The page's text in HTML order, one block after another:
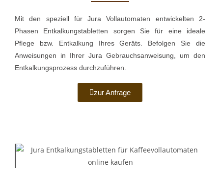
Mit den speziell für Jura Vollautomaten entwickelten 2-
Phasen Entkalkungstabletten sorgen Sie für eine ideale
Pflege bzw. Entkalkung Ihres Geräts. Befolgen Sie die
Anweisungen in Ihrer Jura Gebrauchsanweisung, um den
Entkalkungsprozess durchzuführen.
zur Anfrage